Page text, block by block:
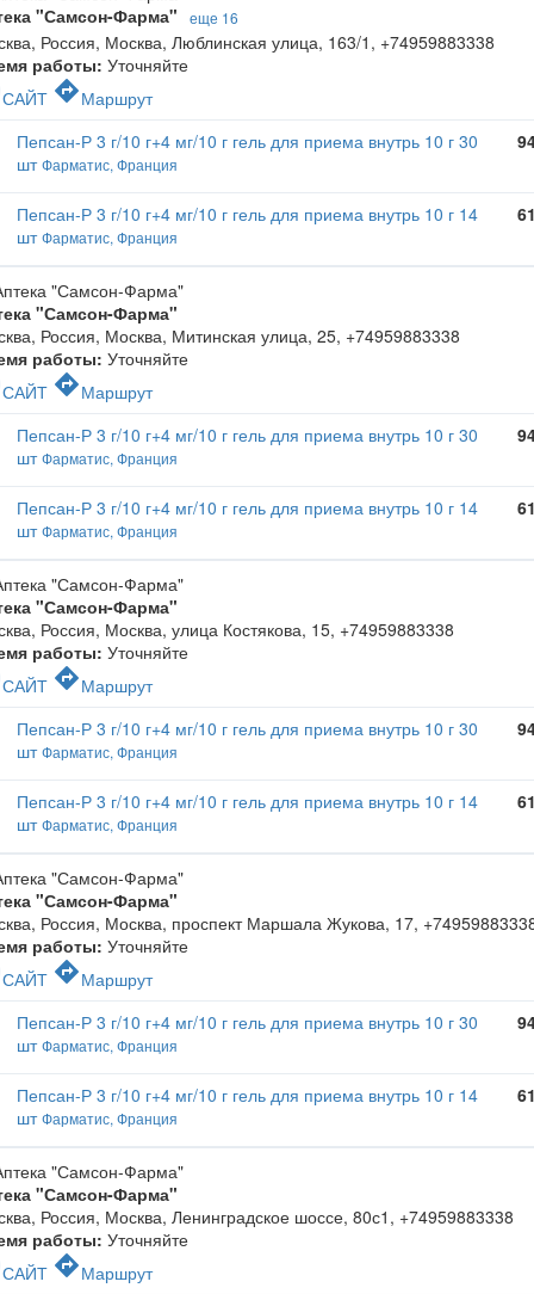
"Самсон-Фарма" еще 16
Россия, Москва, Люблинская улица, 163/1 , +74959883338
работы: Уточняйте
САЙТ directionsМаршрут
Пепсан-Р 3 г/10 г+4 мг/10 г гель для приема внутрь 10 г 30
штФарматис, Франция
Пепсан-Р 3 г/10 г+4 мг/10 г гель для приема внутрь 10 г 14
штФарматис, Франция
"Самсон-Фарма"
Россия, Москва, Митинская улица, 25, +74959883338
работы: Уточняйте
САЙТ directionsМаршрут
Пепсан-Р 3 г/10 г+4 мг/10 г гель для приема внутрь 10 г 30
штФарматис, Франция
Пепсан-Р 3 г/10 г+4 мг/10 г гель для приема внутрь 10 г 14
штФарматис, Франция
"Самсон-Фарма"
Россия, Москва, улица Костякова, 15, +74959883338
работы: Уточняйте
САЙТ directionsМаршрут
Пепсан-Р 3 г/10 г+4 мг/10 г гель для приема внутрь 10 г 30
штФарматис, Франция
Пепсан-Р 3 г/10 г+4 мг/10 г гель для приема внутрь 10 г 14
штФарматис, Франция
"Самсон-Фарма"
Россия, Москва, проспект Маршала Жукова, 17,
работы: Уточняйте
САЙТ directionsМаршрут
Пепсан-Р 3 г/10 г+4 мг/10 г гель для приема внутрь 10 г 30
штФарматис, Франция
Пепсан-Р 3 г/10 г+4 мг/10 г гель для приема внутрь 10 г 14
штФарматис, Франция
"Самсон-Фарма"
Россия, Москва, Ленинградское шоссе, 80с1 , +74959883338
работы: Уточняйте
САЙТ directionsМаршрут